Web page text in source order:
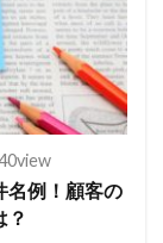
名例！顧客の
？